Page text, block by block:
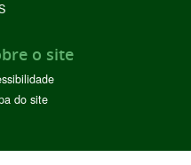
o site
do site